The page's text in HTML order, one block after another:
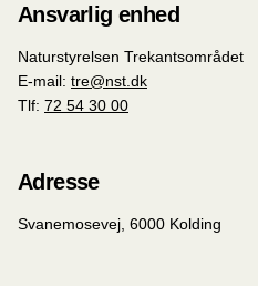
Ansvarlig enhed
Naturstyrelsen Trekantsområdet
E-mail: tre@nst.dk
Tlf: 72 54 30 00
Adresse
Svanemosevej, 6000 Kolding